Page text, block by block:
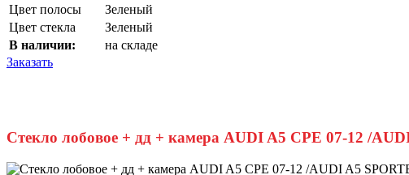
Цвет полосы
Зеленый
Цвет стекла
Зеленый
В наличии:
на складе
Заказать
Стекло лобовое + дд + камера AUDI A5 CPE 07-12 /